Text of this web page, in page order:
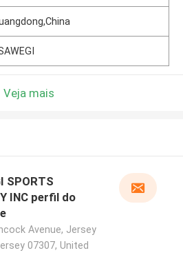
Veja mais
SPORTS
INC perfil do
Avenue, Jersey
07307, United